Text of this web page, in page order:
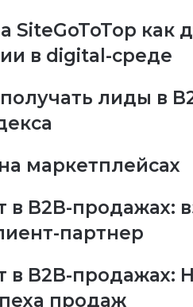
SiteGoToTop как
в digital-среде
лиды в
маркетплейсах
B2B-продажах:
партнер
B2B-продажах:
продаж